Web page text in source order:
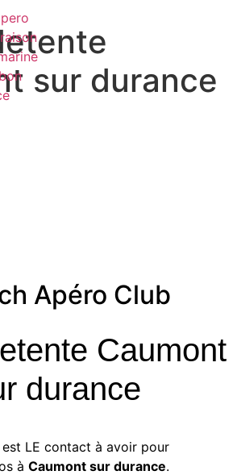
sur durance
Apéro Club
Caumont
durance
LE contact à avoir pour
à Caumont sur durance.